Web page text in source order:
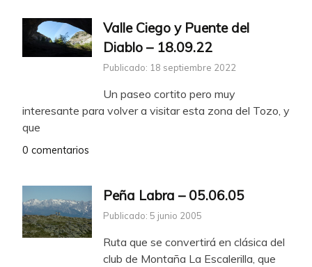
Valle Ciego y Puente del
Diablo – 18.09.22
Publicado: 18 septiembre 2022
Un paseo cortito pero muy
interesante para volver a visitar esta zona del Tozo, y
que
0 comentarios
Peña Labra – 05.06.05
Publicado: 5 junio 2005
Ruta que se convertirá en clásica del
club de Montaña La Escalerilla, que